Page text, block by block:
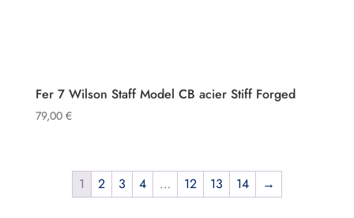
Fer 7 Wilson Staff Model CB acier Stiff Forged
79,00 €
1 2 3 4 … 12 13 14 →